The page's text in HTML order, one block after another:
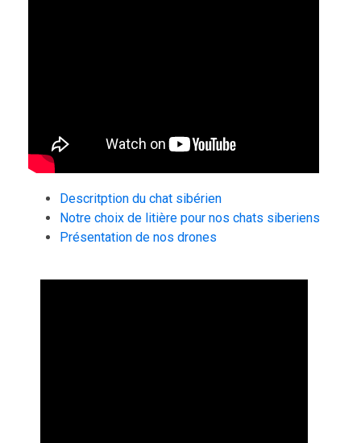
Descritption du chat sibérien
Notre choix de litière pour nos chats siberiens
Présentation de nos drones